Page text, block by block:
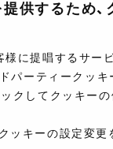
供するため、
に提唱するサー
パーティークッ
クしてクッキー
ッキーの設定変更